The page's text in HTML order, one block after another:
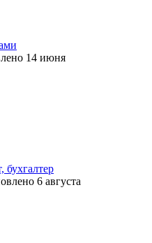
14 июня
бухгалтер
6 августа